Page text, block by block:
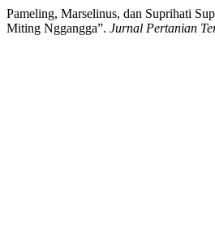
Pameling, Marselinus, dan Suprihati
Miting Nggangga”. Jurnal Pertanian